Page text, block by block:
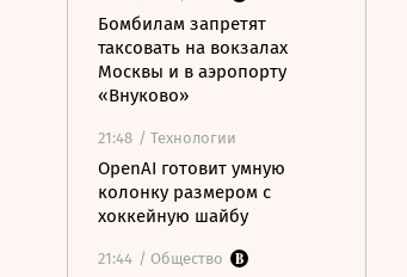
Бомбилам запретят
таксовать на вокзалах
Москвы и в аэропорту
«Внуково»
21:48 / Технологии
OpenAI готовит умную
колонку размером с
хоккейную шайбу
21:44 / Общество